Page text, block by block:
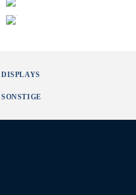
DISPLAYS
SONSTIGE